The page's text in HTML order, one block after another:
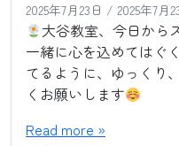
2025年7月23日 / 2025年7月
大谷教室、今日から
一緒に心を込めてはぐ
てるように、ゆっくり
くお願いします
Read more »